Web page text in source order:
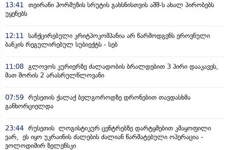
13:41
თეირანი ჰორმუზის სრუტის გახსნისთვის აშშ-ს ახალ პირობებს
უყენებს
12:11
სანქცირებული კრიტპოკომპანია არ წარმოდგენს ეროვნული
ბანკის რეგულირებულ სუბიექტს - სებ
11:08 გლოვოს კურიერზე ძალადობის ბრალდებით 3 პირი დააკავეს,
მათ შორის 2 არასრულწლოვანი
07:59 რუსეთის ქალაქ ბელგოროდზე დრონებით თავდასხმა
განხორციელდა
23:44 რუსეთის ლოგისტიკურ ცენტრებზე დარტყმებით კმაყოფილი
ვარ, ეს იყო უკრაინის ძალების ძალიან წარმატებული ოპერაცია -
ვოლოდიმირ ზელენსკი